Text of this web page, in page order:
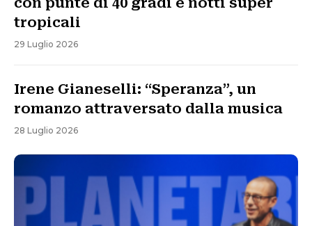
tropicali
29 Luglio 2026
Irene Gianeselli: “Speranza”, un
romanzo attraversato dalla musica
28 Luglio 2026